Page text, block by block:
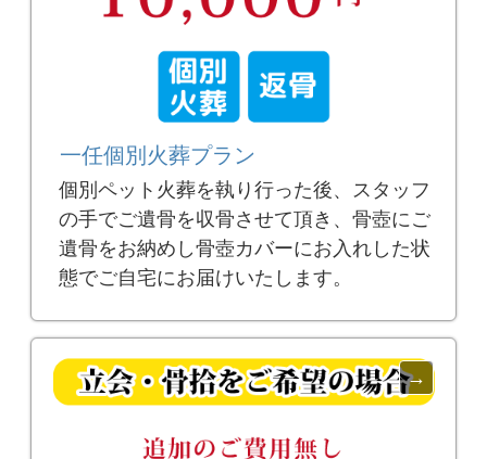
一任個別火葬プラン
個別ペット火葬を執り行った後、スタッフ
の手でご遺骨を収骨させて頂き、骨壺にご
遺骨をお納めし骨壺カバーにお入れした状
態でご自宅にお届けいたします。